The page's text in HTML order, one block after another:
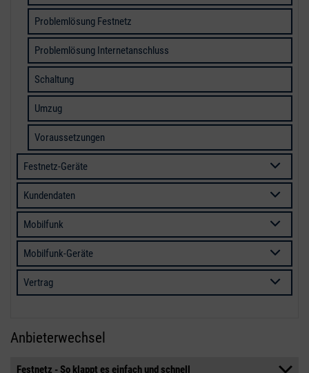
Problemlösung Festnetz
Problemlösung Internetanschluss
Schaltung
Umzug
Voraussetzungen
Festnetz-Geräte
Kundendaten
Mobilfunk
Mobilfunk-Geräte
Vertrag
Anbieterwechsel
Festnetz - So klappt es einfach und schnell